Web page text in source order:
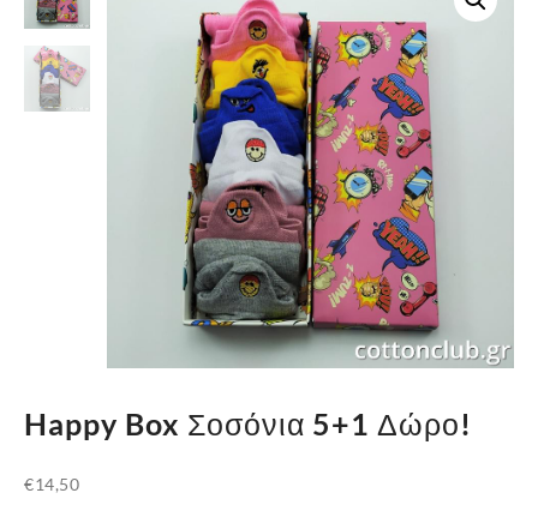
Happy Box Σοσόνια 5+1 Δώρο!
€14,50